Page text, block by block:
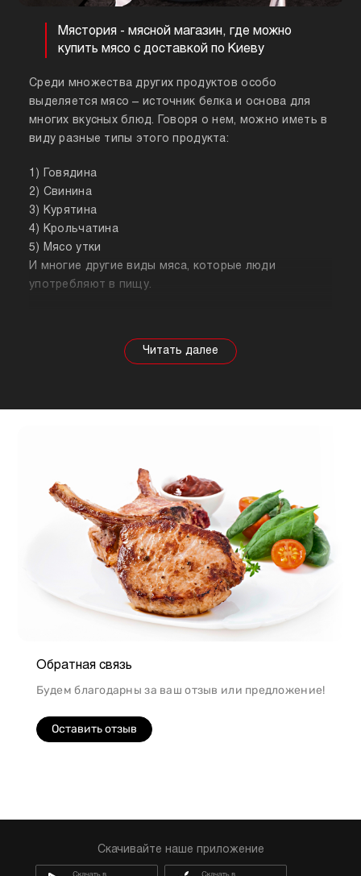
Мястория - мясной магазин, где можно
купить мясо с доставкой по Киеву
Среди множества других продуктов особо
выделяется мясо – источник белка и основа для
многих вкусных блюд. Говоря о нем, можно иметь в
виду разные типы этого продукта:
1) Говядина
2) Свинина
3) Курятина
4) Крольчатина
5) Мясо утки
И многие другие виды мяса, которые люди
употребляют в пищу.
полезных свойствах. Важно понимать, что в
зависимости от животного свойства продукта
подходит для шашлыка, а мясо перепела отлично
Обратная связь
Будем благодарны за ваш отзыв или предложение!
Оставить отзыв
Скачивайте наше приложение